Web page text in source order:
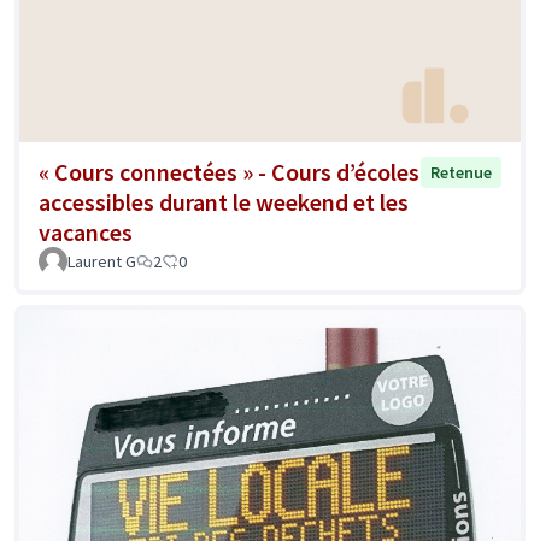
« Cours connectées » - Cours d’écoles
accessibles durant le weekend et les
vacances
Retenue
Laurent G 2 0